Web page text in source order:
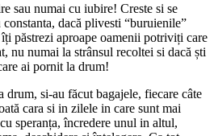
sau numai cu iubire! Creste si se
dacă plivesti “buruienile”
păstrezi aproape oamenii potriviți care
nu numai la strânsul recoltei si dacă ști
ai pornit la drum!
si-au făcut bagajele, fiecare câte
cara si in zilele in care sunt mai
speranța, încredere unul in altul,